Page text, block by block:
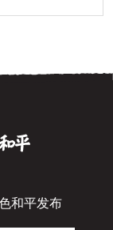
和平发布